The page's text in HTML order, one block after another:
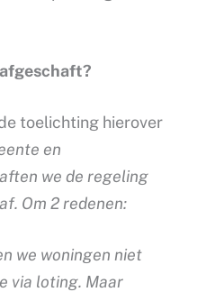
toelichting hierover
en
we de regeling
Om 2 redenen:
we woningen niet
via loting. Maar